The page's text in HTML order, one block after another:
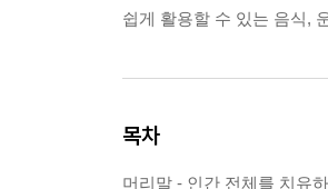
쉽게 활용할 수 있는 음식,
목차
머리말 - 인간 전체를 치유